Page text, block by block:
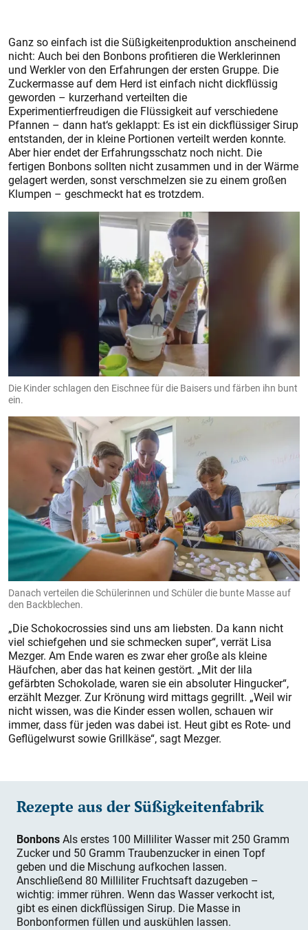
Ganz so einfach ist die Süßigkeitenproduktion anscheinend
nicht: Auch bei den Bonbons profitieren die Werklerinnen
und Werkler von den Erfahrungen der ersten Gruppe. Die
Zuckermasse auf dem Herd ist einfach nicht dickflüssig
geworden – kurzerhand verteilten die
Experimentierfreudigen die Flüssigkeit auf verschiedene
Pfannen – dann hat‘s geklappt: Es ist ein dickflüssiger Sirup
entstanden, der in kleine Portionen verteilt werden konnte.
Aber hier endet der Erfahrungsschatz noch nicht. Die
fertigen Bonbons sollten nicht zusammen und in der Wärme
gelagert werden, sonst verschmelzen sie zu einem großen
Klumpen – geschmeckt hat es trotzdem.
Die Kinder schlagen den Eischnee für die Baisers und färben ihn bunt
ein.
Danach verteilen die Schülerinnen und Schüler die bunte Masse auf
den Backblechen.
„Die Schokocrossies sind uns am liebsten. Da kann nicht
viel schiefgehen und sie schmecken super“, verrät Lisa
Mezger. Am Ende waren es zwar eher große als kleine
Häufchen, aber das hat keinen gestört. „Mit der lila
gefärbten Schokolade, waren sie ein absoluter Hingucker“,
erzählt Mezger. Zur Krönung wird mittags gegrillt. „Weil wir
nicht wissen, was die Kinder essen wollen, schauen wir
immer, dass für jeden was dabei ist. Heut gibt es Rote- und
Geflügelwurst sowie Grillkäse“, sagt Mezger.
Rezepte aus der Süßigkeitenfabrik
BonbonsAls erstes 100 Milliliter Wasser mit 250 Gramm
Zucker und 50 Gramm Traubenzucker in einen Topf
geben und die Mischung aufkochen lassen.
Anschließend 80 Milliliter Fruchtsaft dazugeben –
wichtig: immer rühren. Wenn das Wasser verkocht ist,
gibt es einen dickflüssigen Sirup. Die Masse in
Bonbonformen füllen und auskühlen lassen.